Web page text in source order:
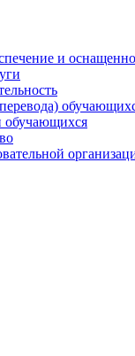
и
обучающихся